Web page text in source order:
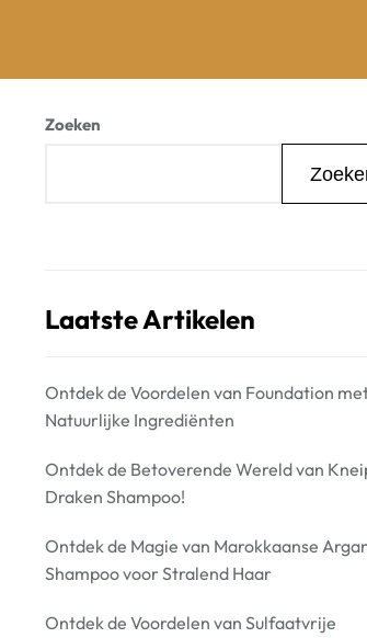
Zoeken
Laatste Artikelen
Ontdek de Voordelen van Foundation
Natuurlijke Ingrediënten
Ontdek de Betoverende Wereld van
Draken Shampoo!
Ontdek de Magie van Marokkaanse
Shampoo voor Stralend Haar
Ontdek de Voordelen van Sulfaatvrije